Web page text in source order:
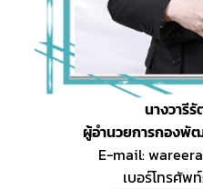
นางวารี
ผู้อำนวยการกองพั
E-mail:
เบอร์โทรศัพ